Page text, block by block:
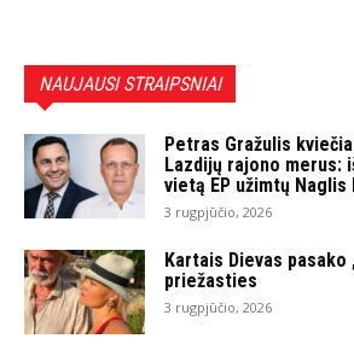
NAUJAUSI STRAIPSNIAI
Petras Gražulis
Lazdijų rajono merus:
vietą EP užimtų Naglis
3 rugpjūčio, 2026
Kartais Dievas pasako
priežasties
3 rugpjūčio, 2026